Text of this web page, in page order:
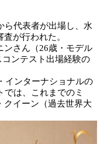
ら代表者が出場し、水
が行われた。
ンさん（26歳・モデル
ンテスト出場経験の
インターナショナルの
では、これまでのミ
クイーン（過去世界大